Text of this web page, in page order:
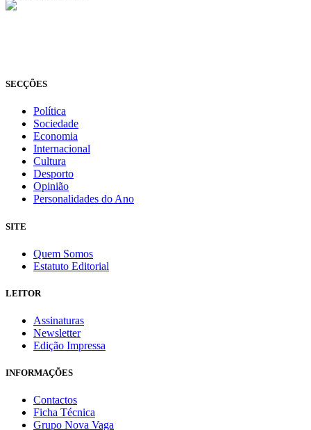
SECÇÕES
Política
Sociedade
Economia
Internacional
Cultura
Desporto
Opinião
Personalidades do Ano
SITE
Quem Somos
Estatuto Editorial
LEITOR
Assinaturas
Newsletter
Edição Impressa
INFORMAÇÕES
Contactos
Ficha Técnica
Grupo Nova Vaga